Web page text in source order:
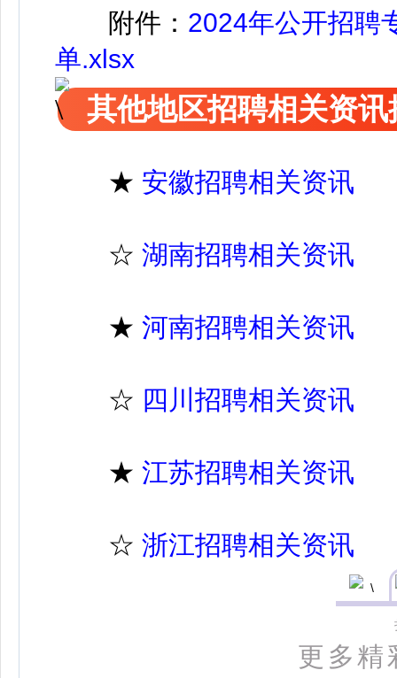
附件 ： 2024年公开招聘
单.xlsx
其他地区招聘相关资讯
★ 安徽招聘相关资讯
☆ 湖南招聘相关资讯
★ 河南招聘相关资讯
☆ 四川招聘相关资讯
★ 江苏招聘相关资讯
☆ 浙江招聘相关资讯
更多精